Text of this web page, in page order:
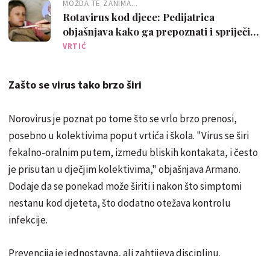
MOŽDA TE ZANIMA...
Rotavirus kod djece: Pedijatrica
objašnjava kako ga prepoznati i spriječiti
dehidraciju
VRTIĆ
Zašto se virus tako brzo širi
Norovirus je poznat po tome što se vrlo brzo prenosi,
posebno u kolektivima poput vrtića i škola. "Virus se širi
fekalno-oralnim putem, između bliskih kontakata, i često
je prisutan u dječjim kolektivima," objašnjava Armano.
Dodaje da se ponekad može širiti i nakon što simptomi
nestanu kod djeteta, što dodatno otežava kontrolu
infekcije.
Prevencija je jednostavna, ali zahtijeva disciplinu.